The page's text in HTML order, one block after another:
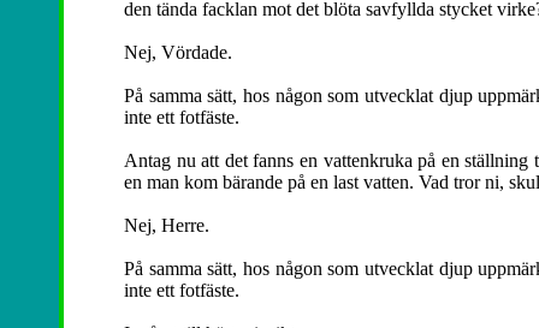
den tända facklan mot det blöta savfyllda stycket
Nej, Vördade.
På samma sätt, hos någon som utvecklat djup
inte ett fotfäste.
Antag nu att det fanns en vattenkruka på en
en man kom bärande på en last vatten. Vad tror ni,
Nej, Herre.
På samma sätt, hos någon som utvecklat djup
inte ett fotfäste.